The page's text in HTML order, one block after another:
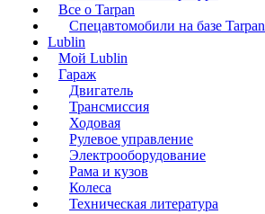
Все о Tarpan
Спецавтомобили на базе Tarpan
Lublin
Мой Lublin
Гараж
Двигатель
Трансмиссия
Ходовая
Рулевое управление
Электрооборудование
Рама и кузов
Колеса
Техническая литература